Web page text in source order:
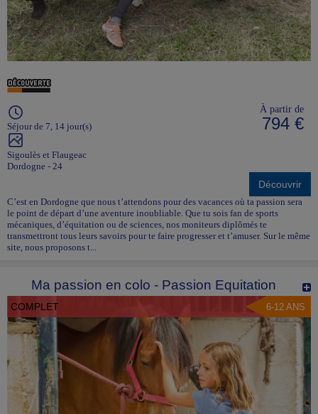
Séjour de 7, 14 jour(s)
Sigoulès et Flaugeac
Dordogne - 24
À partir de
794 €
Découvrir
C’est en Dordogne que nous t’attendons pour des vacances où ta passion sera
le point de départ d’une aventure inoubliable. Que tu sois fan de sports
mécaniques, d’équitation ou de sciences, nos moniteurs diplômés te
transmettront tous leurs savoirs pour te faire progresser et t’amuser. Sur le même
site, nous proposons t...
Ma passion en colo - Passion Equitation
COMPLET 6-12 ANS